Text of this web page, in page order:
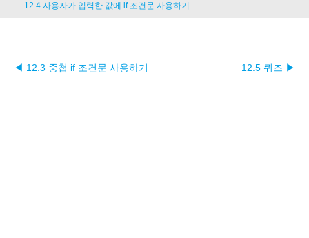
12.4 사용자가 입력한 값에 if 조건문 사용하기
◀ 12.3 중첩 if 조건문 사용하기 12.5 퀴즈 ▶︎